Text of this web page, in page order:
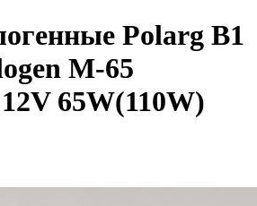
Polarg B1
M-65
65W(110W)